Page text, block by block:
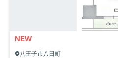
NEW
八王子市八日町